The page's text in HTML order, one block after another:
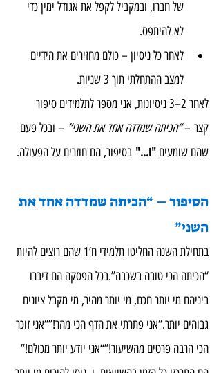
של חברו, ובמקביל לקפל את אגודל ימין כדי
לא להיתפס.
לאחר כל ניסיון – כולם מחזירים את הידיים
למצב ההתחלתי תוך 3 שניות.
לאחר 2–3 ניסיונות, אני מספר לתלמידים סיפור
קצר – “הכיתה שמדדה אחד את השני” – ובכל פעם
שהם שומעים "ו..." בסיפור, הם חוזרים על הפעולה.
הסיפור – “הכיתה שמדדה אחד את
השני”
בתחילת השנה החליטו תלמידי ח’1 שהם רוצים להיות
“הכיתה הכי טובה בשכבה”.בכל הפסקה הם דיברו
ביניהם מי יותר חכם, מי יותר מהיר, מי מקבל ציונים
גבוהים יותר.“אני פתרתי את הדף הכי מהר!”“אני זוכר
הכי הרבה פרטים מהשיעור!”“אני יודע יותר מכולם!”